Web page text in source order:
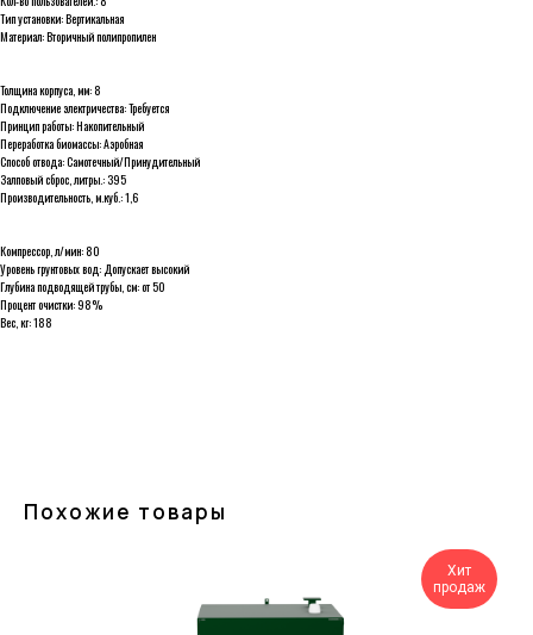
Тип установки: Вертикальная
Материал: Вторичный полипропилен
Толщина корпуса, мм: 8
Подключение электричества: Требуется
Принцип работы: Накопительный
Переработка биомассы: Аэробная
Способ отвода: Самотечный/Принудительный
Залповый сброс, литры.: 395
Производительность, м.куб.: 1,6
Компрессор, л/мин: 80
Уровень грунтовых вод: Допускает высокий
Глубина подводящей трубы, см: от 50
Процент очистки: 98%
Вес, кг: 188
Похожие товары
Хит
продаж